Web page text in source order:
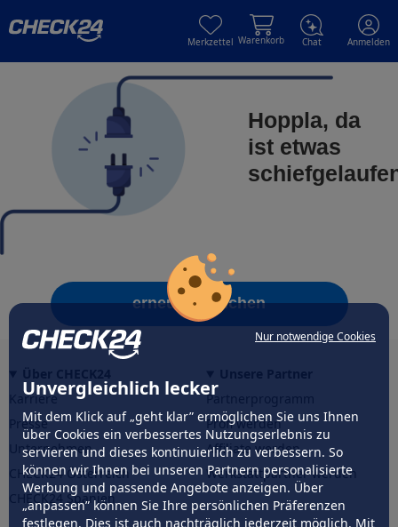
Nur notwendige Cookies
Unvergleichlich lecker
Mit dem Klick auf „geht klar” ermöglichen Sie uns Ihnen
über Cookies ein verbessertes Nutzungserlebnis zu
servieren und dieses kontinuierlich zu verbessern. So
können wir Ihnen bei unseren Partnern personalisierte
Werbung und passende Angebote anzeigen. Über
„anpassen” können Sie Ihre persönlichen Präferenzen
festlegen. Dies ist auch nachträglich jederzeit möglich. Mit
Merkzettel Warenkorb Chat Anmelden
Hoppla, da
ist etwas
erneut versuchen
Karriere
Presse
Unternehmen
CHECK24 Österreich
CHECK24 Spanien
Partnerprogramm
Profi werden
Affiliate werden
Werkstattpartner werden